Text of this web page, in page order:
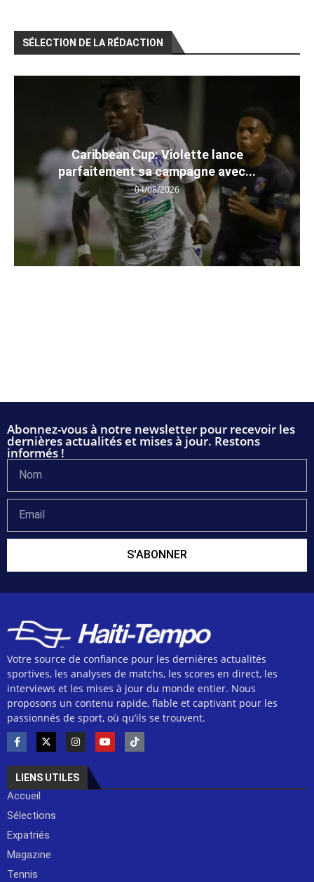
SÉLECTION DE LA RÉDACTION
Caribbean Cup: Violette lance
parfaitement sa campagne avec...
04/08/2026
Abonnez-vous à notre newsletter pour recevoir les
dernières actualités et mises à jour. Restons
informés !
S'ABONNER
Votre source de confiance pour les dernières actualités
sportives, les analyses de matchs, les scores en direct, les
interviews et les mises à jour du monde entier. Nous
proposons un contenu rapide, fiable et captivant pour les
passionnés de sport, où qu’ils se trouvent.
LIENS UTILES
Accueil
Sélections
Expatriés
Magazine
Tennis